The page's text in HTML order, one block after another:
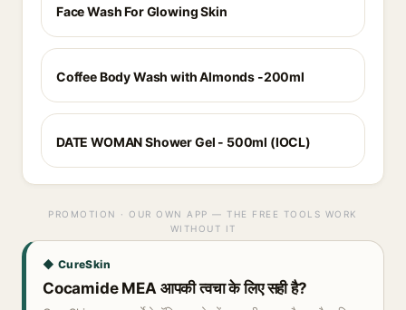
Face Wash For Glowing Skin
Coffee Body Wash with Almonds -200ml
DATE WOMAN Shower Gel - 500ml (IOCL)
PROMOTION · OUR OWN APP — THE FREE TOOLS WORK
WITHOUT IT
◆ CureSkin
Cocamide MEA आपकी त्वचा के लिए सही है?